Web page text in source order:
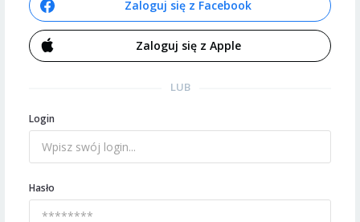
Zaloguj się z Facebook
Zaloguj się z Apple
LUB
Login
Hasło